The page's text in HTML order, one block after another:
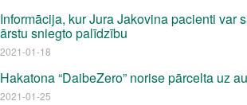
Informācija, kur Jura Jakovina pacienti var
ārstu sniegto palīdzību
2021-01-18
Hakatona “DaibeZero” norise pārcelta uz
2021-01-25